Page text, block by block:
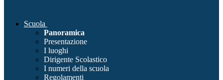
Scuola
Panoramica
Presentazione
I luoghi
Dirigente Scolastico
I numeri della scuola
Regolamenti